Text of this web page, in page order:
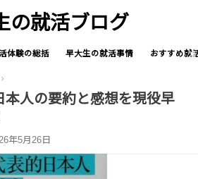
の就活ブログ
体験の総括 早大生の就活事情 おすすめ就
本人の要約と感想を現役早
年5月26日